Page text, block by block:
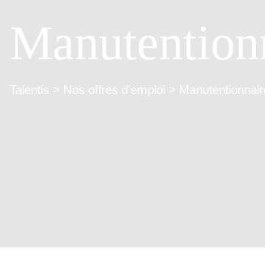
Talentis > Nos offres d'emploi >